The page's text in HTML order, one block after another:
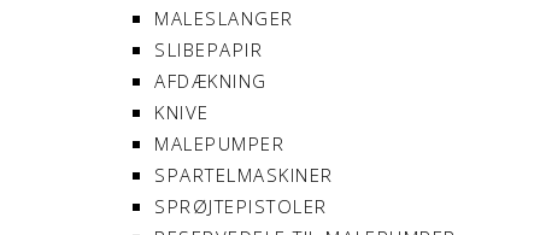
MALESLANGER
SLIBEPAPIR
AFDÆKNING
KNIVE
MALEPUMPER
SPARTELMASKINER
SPRØJTEPISTOLER